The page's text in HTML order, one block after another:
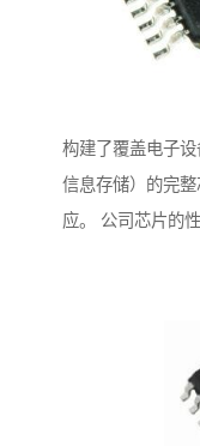
构建了覆盖电子设
信息存储）的完
应。 公司芯片的